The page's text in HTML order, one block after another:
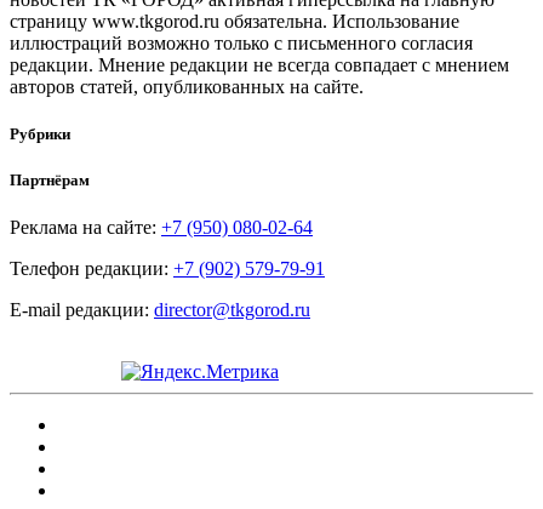
страницу www.tkgorod.ru обязательна. Использование
иллюстраций возможно только с письменного согласия
редакции. Мнение редакции не всегда совпадает с мнением
авторов статей, опубликованных на сайте.
Рубрики
Партнёрам
Реклама на сайте: +7 (950) 080-02-64
Телефон редакции: +7 (902) 579-79-91
E-mail редакции: director@tkgorod.ru